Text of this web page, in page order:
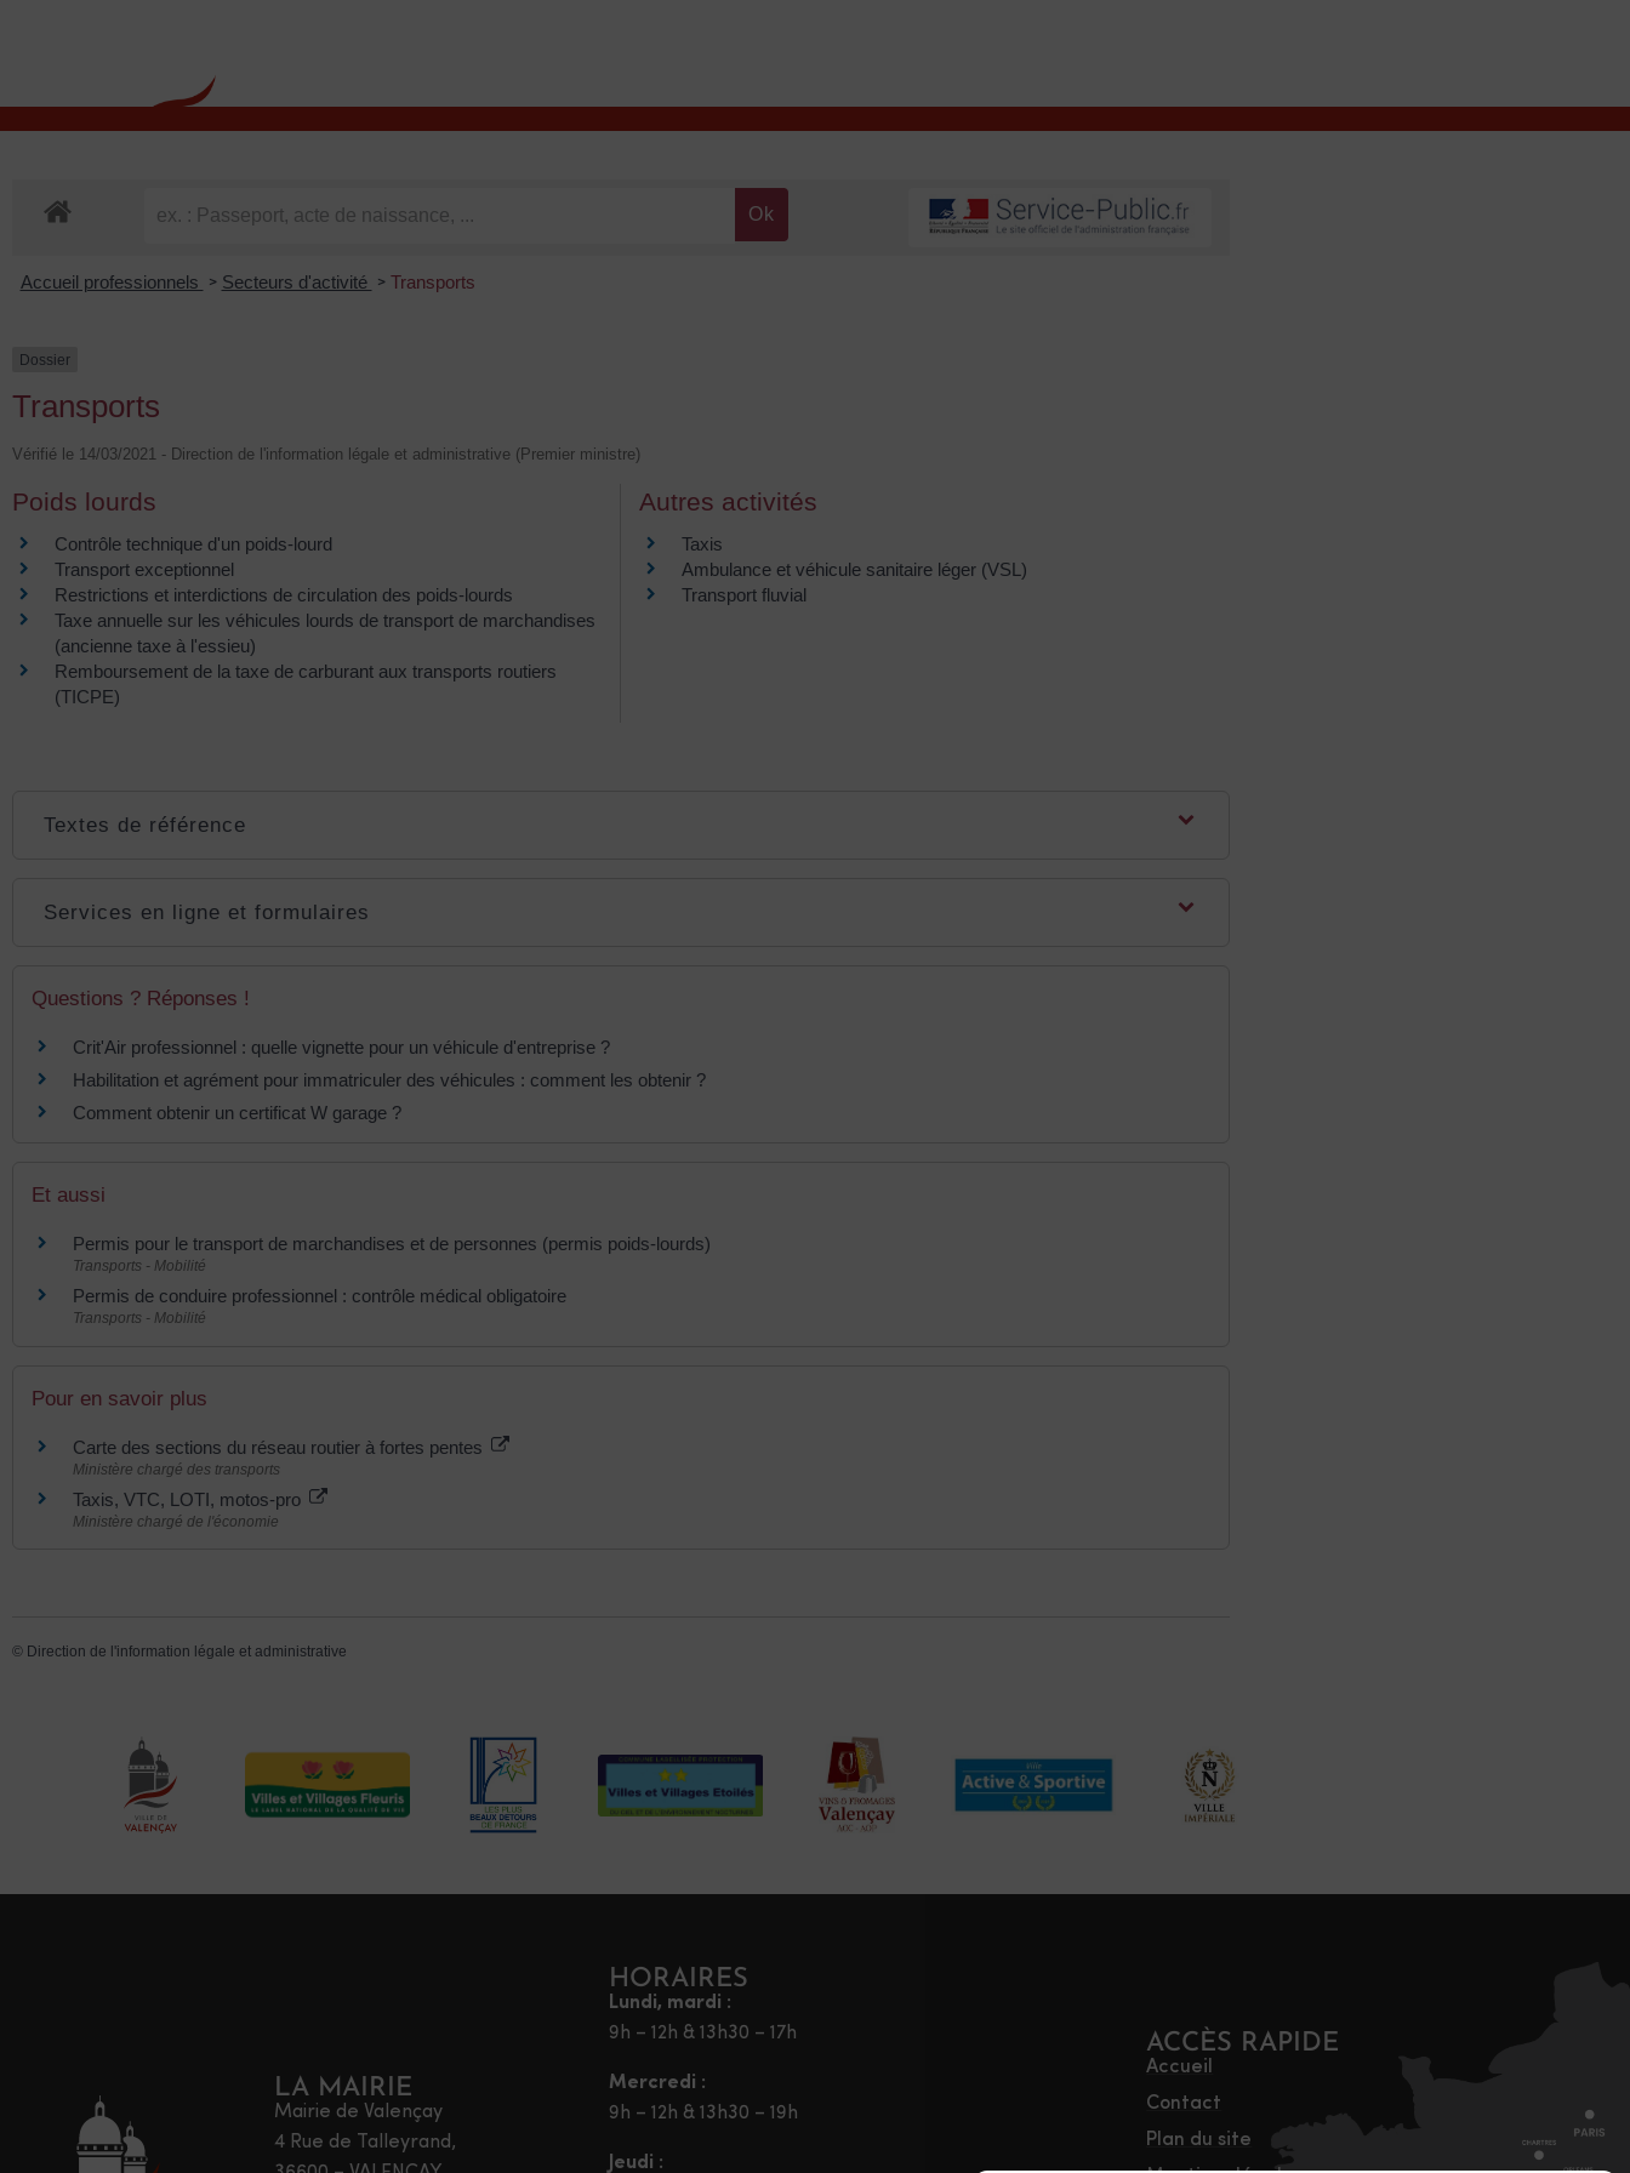
Accueil professionnels > Secteurs d'activité > Transports
Dossier
Transports
Vérifié le 14/03/2021 - Direction de l'information légale et administrative (Premier ministre)
Poids lourds
Contrôle technique d'un poids-lourd
Transport exceptionnel
Restrictions et interdictions de circulation des poids-lourds
Taxe annuelle sur les véhicules lourds de transport de marchandises
(ancienne taxe à l'essieu)
Remboursement de la taxe de carburant aux transports routiers
(TICPE)
Autres activités
Taxis
Ambulance et véhicule sanitaire léger (VSL)
Transport fluvial
Textes de référence
Services en ligne et formulaires
Questions ? Réponses !
Crit'Air professionnel : quelle vignette pour un véhicule d'entreprise ?
Habilitation et agrément pour immatriculer des véhicules : comment les obtenir ?
Comment obtenir un certificat W garage ?
Et aussi
Permis pour le transport de marchandises et de personnes (permis poids-lourds)
Transports - Mobilité
Permis de conduire professionnel : contrôle médical obligatoire
Transports - Mobilité
Pour en savoir plus
Carte des sections du réseau routier à fortes pentes
Ministère chargé des transports
Taxis, VTC, LOTI, motos-pro
Ministère chargé de l'économie
© Direction de l'information légale et administrative
LA MAIRIE
Mairie de Valençay
4 Rue de Talleyrand,
HORAIRES
Lundi, mardi :
9h – 12h & 13h30 – 17h
Mercredi :
9h – 12h & 13h30 – 19h
Jeudi :
ACCÈS RAPIDE
Accueil
Contact
Plan du site